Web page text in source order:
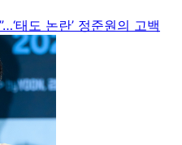
태도 논란’ 정준원의 고백